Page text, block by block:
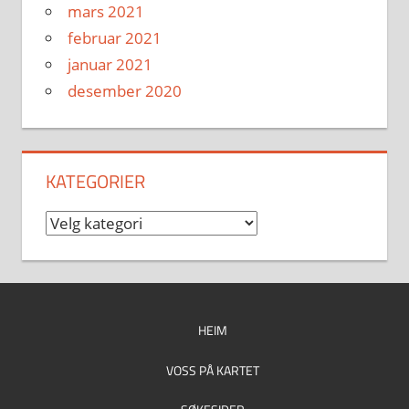
mars 2021
februar 2021
januar 2021
desember 2020
KATEGORIER
Kategorier
HEIM
VOSS PÅ KARTET